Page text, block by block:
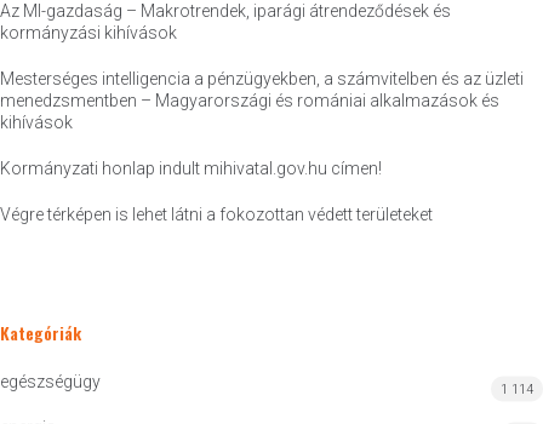
Az MI-gazdaság – Makrotrendek, iparági átrendeződések és
kormányzási kihívások
Mesterséges intelligencia a pénzügyekben, a számvitelben és az üzleti
menedzsmentben – Magyarországi és romániai alkalmazások és
kihívások
Kormányzati honlap indult mihivatal.gov.hu címen!
Végre térképen is lehet látni a fokozottan védett területeket
Kategóriák
egészségügy 1 114